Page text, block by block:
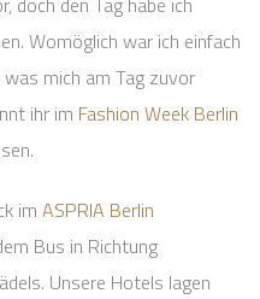
Womöglich war ich einfach
mich am Tag zuvor
ihr im Fashion Week Berlin
im ASPRIA Berlin
Bus in Richtung
Unsere Hotels lagen